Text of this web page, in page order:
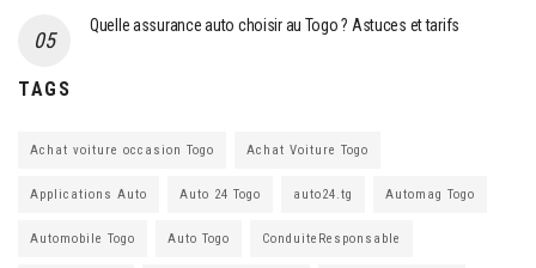
Quelle assurance auto choisir au Togo ? Astuces et tarifs
TAGS
Achat voiture occasion Togo Achat Voiture Togo
Applications Auto Auto 24 Togo auto24.tg Automag Togo
Automobile Togo Auto Togo ConduiteResponsable